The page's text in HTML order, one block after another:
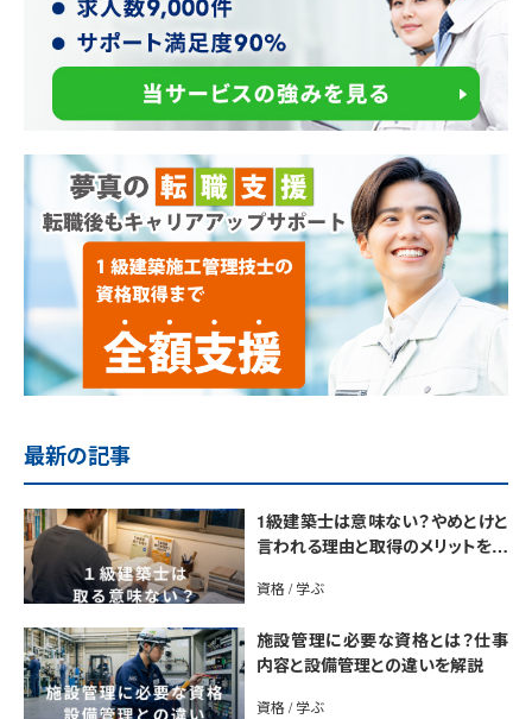
最新の記事
1級建築士は意味ない？やめとけと
言われる理由と取得のメリットを解
資格 / 学ぶ
施設管理に必要な資格とは？仕事
内容と設備管理との違いを解説
資格 / 学ぶ